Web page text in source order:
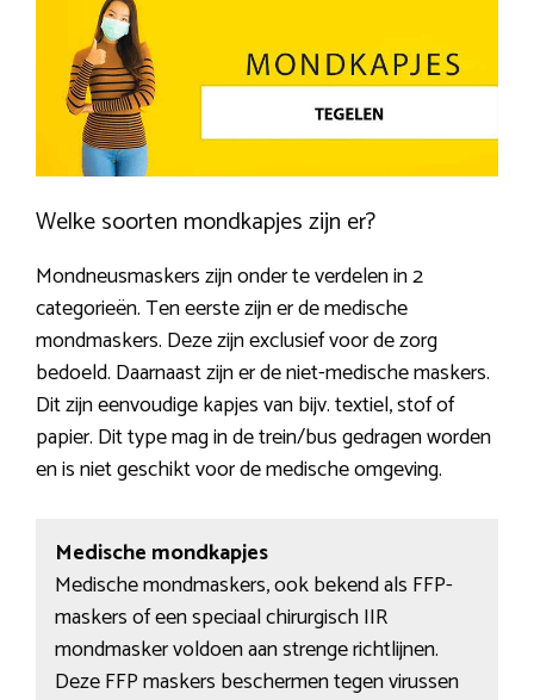
Welke soorten mondkapjes zijn er?
Mondneusmaskers zijn onder te verdelen in 2
categorieën. Ten eerste zijn er de medische
mondmaskers. Deze zijn exclusief voor de zorg
bedoeld. Daarnaast zijn er de niet-medische maskers.
Dit zijn eenvoudige kapjes van bijv. textiel, stof of
papier. Dit type mag in de trein/bus gedragen worden
en is niet geschikt voor de medische omgeving.
Medische mondkapjes
Medische mondmaskers, ook bekend als FFP-
maskers of een speciaal chirurgisch IIR
mondmasker voldoen aan strenge richtlijnen.
Deze FFP maskers beschermen tegen virussen